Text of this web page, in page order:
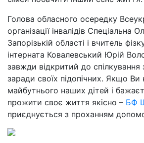
Голова обласного осередку
організації інвалідів Спеціальна
Запорізькій області і вчитель
інтерната Ковалевський Юрій
завжди відкритий до спілкування
заради своїх підопічних. Якщо Ви
майбутнього наших дітей і
прожити своє життя якісно – БФ
приєднується з проханням